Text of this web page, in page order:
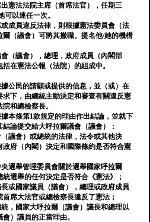
憲法法院主席（首席法官），任期三
以連任一次。
成員違反法律，則根據憲法委員會（法
爾（議會）可將其撤職。提名他/她的機構
（議會），總理，政府成員（內閣部
在憲法公報（法院）的組成中。
公民的請願或提供的信息，並（或）在
求下，由總統主動決定和審查有關違反憲
和總檢察長。
本條第1款規定的理由作出結論，並就下
論提交給大呼拉爾議會（議會）：
議會）或總統的法律，法令或其他決
政府（內閣）決定和國際條約是否符合憲
選舉管理委員會關於選舉國家呼拉爾
統選舉的任何決定是否符合《憲法》；
或國家議員（議會），總理或政府成員
首席大法官或總檢察長違反了憲法；
，國家大呼拉爾（議會）議長和總理以
）議員的正當理由。